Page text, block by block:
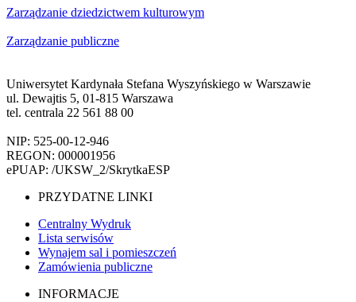
Zarządzanie dziedzictwem kulturowym
Zarządzanie publiczne
Uniwersytet Kardynała Stefana Wyszyńskiego w Warszawie
ul. Dewajtis 5, 01-815 Warszawa
tel. centrala 22 561 88 00
NIP: 525-00-12-946
REGON: 000001956
ePUAP: /UKSW_2/SkrytkaESP
PRZYDATNE LINKI
Centralny Wydruk
Lista serwisów
Wynajem sal i pomieszczeń
Zamówienia publiczne
INFORMACJE